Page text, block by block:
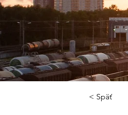
< Späť